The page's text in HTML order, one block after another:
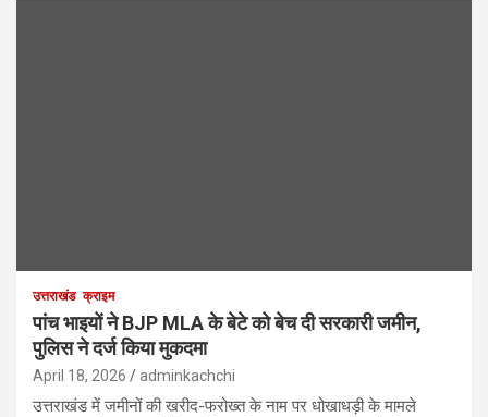
उत्तराखंड क्राइम
पांच भाइयों ने BJP MLA के बेटे को बेच दी सरकारी जमीन,
पुलिस ने दर्ज किया मुकदमा
April 18, 2026 adminkachchi
उत्तराखंड में जमीनों की खरीद-फरोख्त के नाम पर धोखाधड़ी के मामले